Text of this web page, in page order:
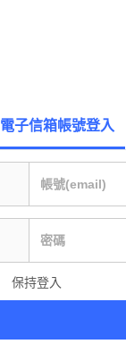
電子信箱帳號登入
保持登入